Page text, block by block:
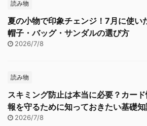
読み物
夏の小物で印象チェンジ！7月に使い
帽子・バッグ・サンダルの選び方
2026/7/8
読み物
スキミング防止は本当に必要？カー
報を守るために知っておきたい基礎
2026/7/8